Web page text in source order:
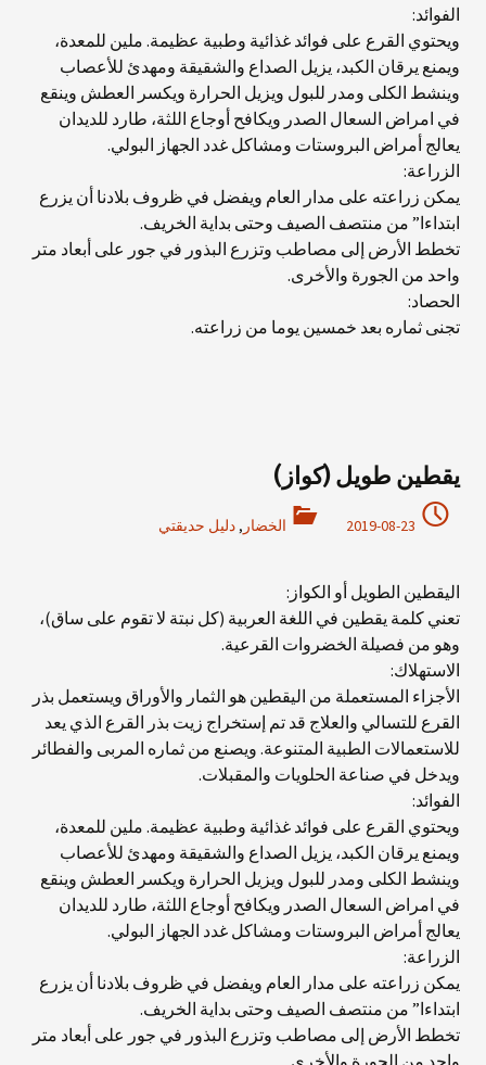
الفوائد:
ويحتوي القرع على فوائد غذائية وطبية عظيمة. ملين للمعدة،
ويمنع يرقان الكبد، يزيل الصداع والشقيقة ومهدئ للأعصاب
وينشط الكلى ومدر للبول ويزيل الحرارة ويكسر العطش وينقع
في امراض السعال الصدر ويكافح أوجاع اللثة، طارد للديدان
يعالج أمراض البروستات ومشاكل غدد الجهاز البولي.
الزراعة:
يمكن زراعته على مدار العام ويفضل في ظروف بلادنا أن يزرع
ابتداءا” من منتصف الصيف وحتى بداية الخريف.
تخطط الأرض إلى مصاطب وتزرع البذور في جور على أبعاد متر
واحد من الجورة والأخرى.
الحصاد:
تجنى ثماره بعد خمسين يوما من زراعته.
يقطين طويل (كواز)
2019-08-23 الخضار ,دليل حديقتي
اليقطين الطويل أو الكواز:
تعني كلمة يقطين في اللغة العربية (كل نبتة لا تقوم على ساق)،
وهو من فصيلة الخضروات القرعية.
الاستهلاك:
الأجزاء المستعملة من اليقطين هو الثمار والأوراق ويستعمل بذر
القرع للتسالي والعلاج قد تم إستخراج زيت بذر القرع الذي يعد
للاستعمالات الطبية المتنوعة. ويصنع من ثماره المربى والفطائر
ويدخل في صناعة الحلويات والمقبلات.
الفوائد:
ويحتوي القرع على فوائد غذائية وطبية عظيمة. ملين للمعدة،
ويمنع يرقان الكبد، يزيل الصداع والشقيقة ومهدئ للأعصاب
وينشط الكلى ومدر للبول ويزيل الحرارة ويكسر العطش وينقع
في امراض السعال الصدر ويكافح أوجاع اللثة، طارد للديدان
يعالج أمراض البروستات ومشاكل غدد الجهاز البولي.
الزراعة:
يمكن زراعته على مدار العام ويفضل في ظروف بلادنا أن يزرع
ابتداءا” من منتصف الصيف وحتى بداية الخريف.
تخطط الأرض إلى مصاطب وتزرع البذور في جور على أبعاد متر
واحد من الجورة والأخرى.